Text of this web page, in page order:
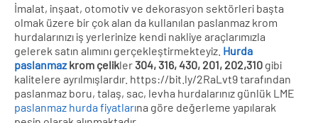
İmalat, inşaat, otomotiv ve dekorasyon sektörleri başta
olmak üzere bir çok alan da kullanılan paslanmaz krom
hurdalarınızı iş yerlerinize kendi nakliye araçlarımızla
gelerek satın alımını gerçekleştirmekteyiz. Hurda
paslanmaz krom çelikler304, 316, 430, 201, 202,310 gibi
kalitelere ayrılmışlardır. https://bit.ly/2RaLvt9 tarafından
paslanmaz boru, talaş, sac, levha hurdalarınız günlük LME
paslanmaz hurda fiyatlarına göre değerleme yapılarak